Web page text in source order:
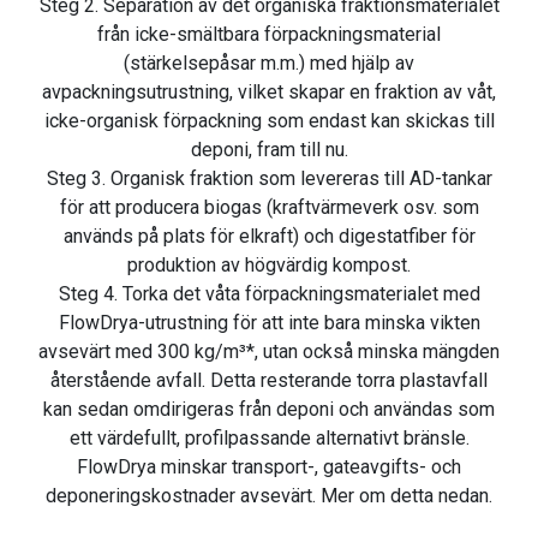
Steg 2. Separation av det organiska fraktionsmaterialet
från icke-smältbara förpackningsmaterial
(stärkelsepåsar m.m.) med hjälp av
avpackningsutrustning, vilket skapar en fraktion av våt,
icke-organisk förpackning som endast kan skickas till
deponi, fram till nu.
Steg 3. Organisk fraktion som levereras till AD-tankar
för att producera biogas (kraftvärmeverk osv. som
används på plats för elkraft) och digestatfiber för
produktion av högvärdig kompost.
Steg 4. Torka det våta förpackningsmaterialet med
FlowDrya-utrustning för att inte bara minska vikten
avsevärt med 300 kg/m³*, utan också minska mängden
återstående avfall. Detta resterande torra plastavfall
kan sedan omdirigeras från deponi och användas som
ett värdefullt, profilpassande alternativt bränsle.
FlowDrya minskar transport-, gateavgifts- och
deponeringskostnader avsevärt. Mer om detta nedan.